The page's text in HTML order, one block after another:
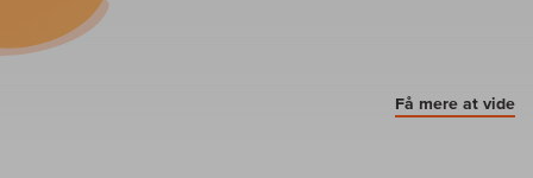
Få mere at vide